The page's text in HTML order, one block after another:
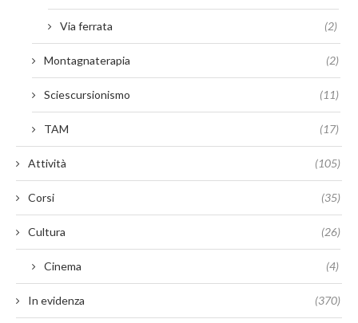
Via ferrata (2)
Montagnaterapia (2)
Sciescursionismo (11)
TAM (17)
Attività (105)
Corsi (35)
Cultura (26)
Cinema (4)
In evidenza (370)